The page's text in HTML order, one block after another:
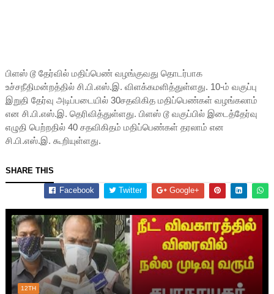
பிளஸ் டூ தேர்வில் மதிப்பெண் வழங்குவது தொடர்பாக
உச்சநீதிமன்றத்தில் சி.பி.எஸ்.இ. விளக்கமளித்துள்ளது. 10-ம் வகுப்பு
இறுதி தேர்வு அடிப்படையில் 30சதவிகித மதிப்பெண்கள் வழங்கலாம்
என சி.பி.எஸ்.இ. தெரிவித்துள்ளது. பிளஸ் டூ வகுப்பில் இடைத்தேர்வு
எழுதி பெற்றதில் 40 சதவிகிதம் மதிப்பெண்கள் தரலாம் என
சி.பி.எஸ்.இ. கூறியுள்ளது.
SHARE THIS
Facebook Twitter Google+
12TH